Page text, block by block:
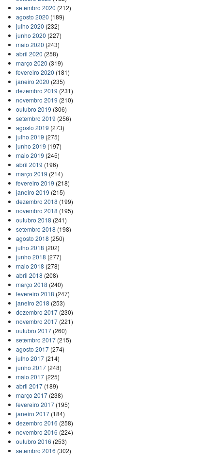
setembro 2020 (212)
agosto 2020 (189)
julho 2020 (232)
junho 2020 (227)
maio 2020 (243)
abril 2020 (258)
março 2020 (319)
fevereiro 2020 (181)
janeiro 2020 (235)
dezembro 2019 (231)
novembro 2019 (210)
outubro 2019 (306)
setembro 2019 (256)
agosto 2019 (273)
julho 2019 (275)
junho 2019 (197)
maio 2019 (245)
abril 2019 (196)
março 2019 (214)
fevereiro 2019 (218)
janeiro 2019 (215)
dezembro 2018 (199)
novembro 2018 (195)
outubro 2018 (241)
setembro 2018 (198)
agosto 2018 (250)
julho 2018 (202)
junho 2018 (277)
maio 2018 (278)
abril 2018 (208)
março 2018 (240)
fevereiro 2018 (247)
janeiro 2018 (253)
dezembro 2017(230)
novembro 2017(221)
outubro 2017(260)
setembro 2017(215)
agosto 2017(274)
julho 2017(214)
junho 2017(248)
maio 2017(225)
abril 2017(189)
março 2017(238)
fevereiro 2017(195)
janeiro 2017(184)
dezembro 2016 (258)
novembro 2016 (224)
outubro 2016 (253)
setembro 2016 (302)